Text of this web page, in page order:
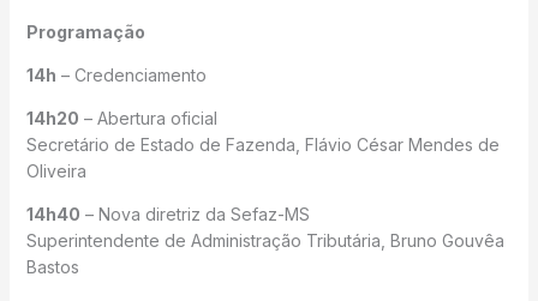
Programação
14h – Credenciamento
14h20 – Abertura oficial
Secretário de Estado de Fazenda, Flávio César Mendes de
Oliveira
14h40 – Nova diretriz da Sefaz-MS
Superintendente de Administração Tributária, Bruno Gouvêa
Bastos